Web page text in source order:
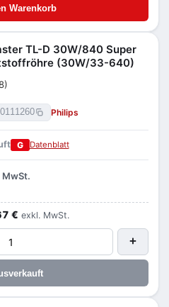
Warenkorb
TL-D 30W/840 Super
(30W/33-640)
Philips
G Datenblatt
MwSt.
€ exkl. MwSt.
+